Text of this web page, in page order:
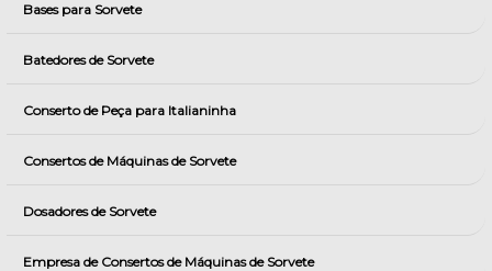
Bases para Sorvete
Batedores de Sorvete
Conserto de Peça para Italianinha
Consertos de Máquinas de Sorvete
Dosadores de Sorvete
Empresa de Consertos de Máquinas de Sorvete